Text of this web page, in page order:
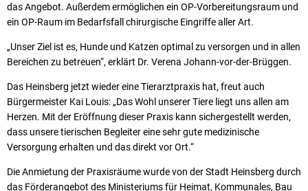
das Angebot. Außerdem ermöglichen ein OP-Vorbereitungsraum und
ein OP-Raum im Bedarfsfall chirurgische Eingriffe aller Art.
„Unser Ziel ist es, Hunde und Katzen optimal zu versorgen und in allen
Bereichen zu betreuen“, erklärt Dr. Verena Johann-vor-der-Brüggen.
Das Heinsberg jetzt wieder eine Tierarztpraxis hat, freut auch
Bürgermeister Kai Louis: „Das Wohl unserer Tiere liegt uns allen am
Herzen. Mit der Eröffnung dieser Praxis kann sichergestellt werden,
dass unsere tierischen Begleiter eine sehr gute medizinische
Versorgung erhalten und das direkt vor Ort.“
Die Anmietung der Praxisräume wurde von der Stadt Heinsberg durch
das Förderangebot des Ministeriums für Heimat, Kommunales, Bau